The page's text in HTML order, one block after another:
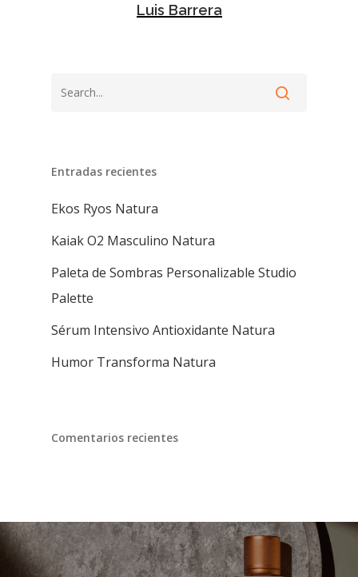
Luis Barrera
Entradas recientes
Ekos Ryos Natura
Kaiak O2 Masculino Natura
Paleta de Sombras Personalizable Studio
Palette
Sérum Intensivo Antioxidante Natura
Humor Transforma Natura
Comentarios recientes